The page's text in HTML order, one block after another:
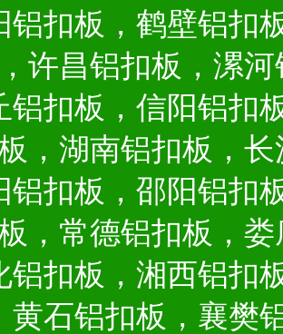
铝扣板，鹤壁铝扣
许昌铝扣板，漯
铝扣板，信阳铝扣
，湖南铝扣板，
铝扣板，邵阳铝扣
，常德铝扣板，
铝扣板，湘西铝扣
黄石铝扣板，襄樊